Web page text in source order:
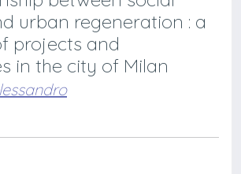
urban regeneration : a
projects and
in the city of Milan